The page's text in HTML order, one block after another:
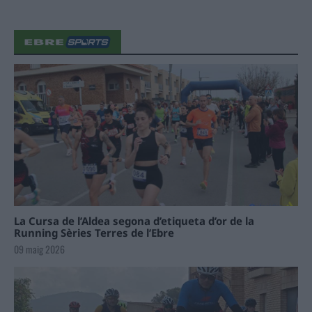
La Cursa de l’Aldea segona d’etiqueta d’or de la
Running Sèries Terres de l’Ebre
09 maig 2026